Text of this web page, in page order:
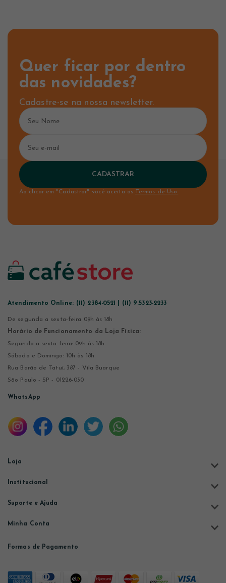
Quer ficar por dentro
das novidades?
Cadastre-se na nossa newsletter.
CADASTRAR
Ao clicar em "Cadastrar" você aceita os Termos de Uso.
Atendimento Online: (11) 2384-0521 | (11) 9.5323-2233
De segunda a sexta-feira 09h às 18h
Horário de Funcionamento da Loja Física:
Segunda a sexta-feira: 09h às 18h
Sábado e Domingo: 10h às 18h
Rua Barão de Tatuí, 387 - Vila Buarque
São Paulo - SP - 01226-030
WhatsApp
Loja
Institucional
Suporte e Ajuda
Minha Conta
Formas de Pagamento